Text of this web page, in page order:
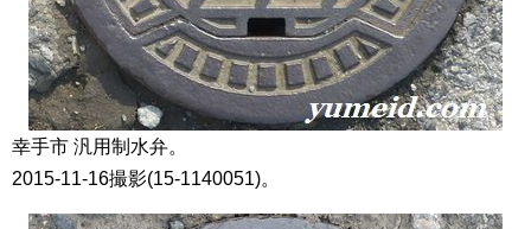
幸手市 汎用制水弁。
2015-11-16撮影(15-1140051)。